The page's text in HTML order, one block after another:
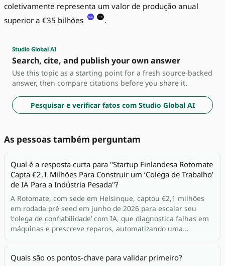
coletivamente representa um valor de produção anual
superior a €35 bilhões
.
Studio Global AI
Search, cite, and publish your own answer
Use this topic as a starting point for a fresh source-backed
answer, then compare citations before you share it.
Pesquisar e verificar fatos com Studio Global AI
As pessoas também perguntam
Qual é a resposta curta para "Startup Finlandesa Rotomate
Capta €2,1 Milhões Para Construir um ‘Colega de Trabalho’
de IA Para a Indústria Pesada"?
A Rotomate, com sede em Helsinque, captou €2,1 milhões
em rodada pré seed em junho de 2026 para escalar seu
‘colega de confiabilidade’ com IA, que diagnostica falhas em
máquinas e prescreve reparos, automatizando uma...
Quais são os pontos-chave para validar primeiro?